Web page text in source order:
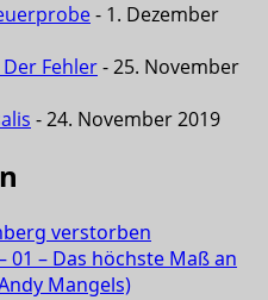
- 1. Dezember
Fehler- 25. November
- 24. November 2019
verstorben
01 – Das höchste Maß an
Mangels)